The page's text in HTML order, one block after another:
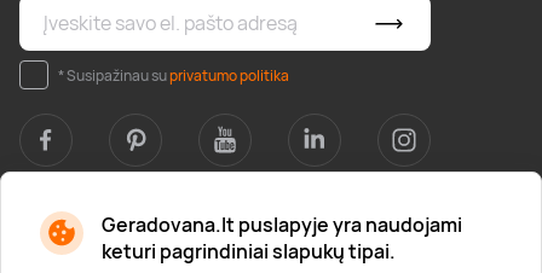
Geradovana.lt puslapyje yra naudojami
keturi pagrindiniai slapukų tipai.
* Susipažinau suprivatumo politika
Apie mus